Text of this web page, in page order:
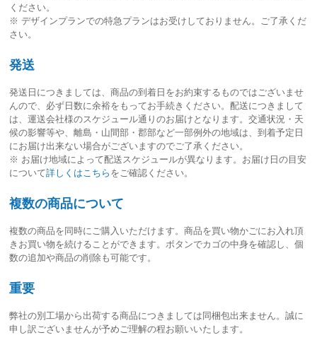
ください。
※ デザインプランでの特急プランはお受けしておりません。ご了承くだ
さい。
発送
発送日につきましては、商品の到着日をお約束するものではございませ
んので、必ず日数に余裕をもってお手続きください。配送につきまして
は、運送会社様のスケジュール通りのお届けとなります。交通状況・天
候の影響等や、離島・山間部・郡部など一部例外の地域は、到着予定日
にお届け出来ない場合がございますのでご了承ください。
※ お届け地域によって配送スケジュールが異なります。お届け日の目安
について詳しくはこちら をご確認ください。
複数の商品について
複数の商品を同時にご購入いただけます。商品を買い物かごにお入れ頂
きお買い物を続けることができます。ボタンでカゴの中身を確認し、個
数の追加や商品の削除も可能です。
重要
弊社の別工場から出荷する商品につきましては同梱包出来ません。誠に
申し訳ございませんが予めご理解の程お願いいたします。